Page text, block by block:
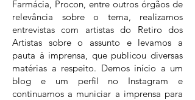
Farmácia, Procon, entre outros órgãos de
relevância sobre o tema, realizamos
entrevistas com artistas do Retiro dos
Artistas sobre o assunto e levamos a
pauta à imprensa, que publicou diversas
matérias a respeito. Demos início a um
blog e um perfil no Instagram e
continuamos a municiar a imprensa para